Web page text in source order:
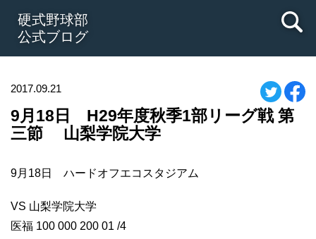
硬式野球部
公式ブログ
2017.09.21
9月18日 H29年度秋季1部リーグ戦 第
三節 山梨学院大学
9月18日 ハードオフエコスタジアム
VS 山梨学院大学
医福 100 000 200 01 /4